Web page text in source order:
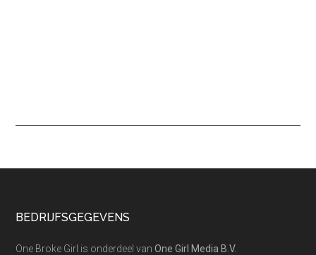
Footer
BEDRIJFSGEGEVENS
One Broke Girl is onderdeel vanOne Girl Media B.V.